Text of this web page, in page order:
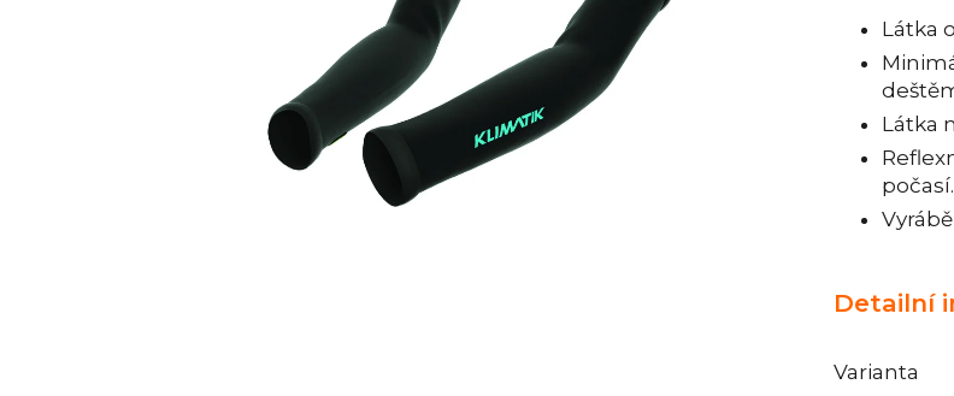
Varianta
Látka
Látka
počasí.
Detailní